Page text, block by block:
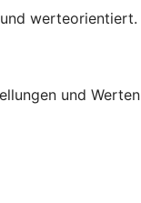
werteorientiert.
und